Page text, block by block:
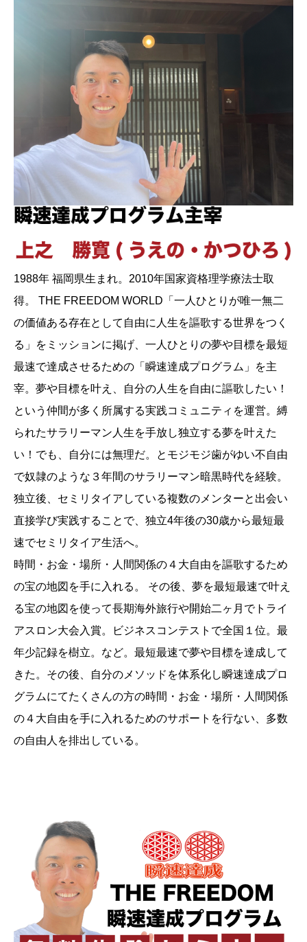
1988年 福岡県生まれ。2010年国家資格理学療法士取
得。 THE FREEDOM WORLD「一人ひとりが唯一無二
の価値ある存在として自由に人生を謳歌する世界をつく
る」をミッションに掲げ、一人ひとりの夢や目標を最短
最速で達成させるための「瞬速達成プログラム」を主
宰。夢や目標を叶え、自分の人生を自由に謳歌したい！
という仲間が多く所属する実践コミュニティを運営。縛
られたサラリーマン人生を手放し独立する夢を叶えた
い！でも、自分には無理だ。とモジモジ歯がゆい不自由
で奴隷のような３年間のサラリーマン暗黒時代を経験。
独立後、セミリタイアしている複数のメンターと出会い
直接学び実践することで、独立4年後の30歳から最短最
速でセミリタイア生活へ。
時間・お金・場所・人間関係の４大自由を謳歌するため
の宝の地図を手に入れる。 その後、夢を最短最速で叶え
る宝の地図を使って長期海外旅行や開始二ヶ月でトライ
アスロン大会入賞。ビジネスコンテストで全国１位。最
年少記録を樹立。など。最短最速で夢や目標を達成して
きた。その後、自分のメソッドを体系化し瞬速達成プロ
グラムにてたくさんの方の時間・お金・場所・人間関係
の４大自由を手に入れるためのサポートを行ない、多数
の自由人を排出している。